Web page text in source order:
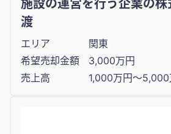
施設の運営を行う企業の株
渡
エリア
関東
希望売却金額
3,000万円
売上高
1,000万円〜